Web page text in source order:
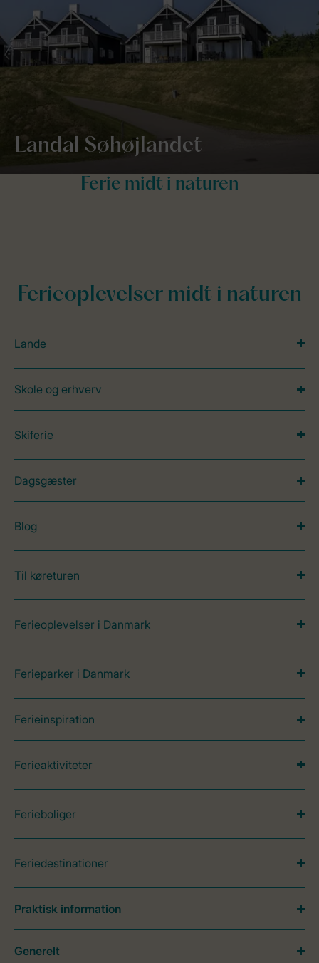
Landal Søhøjlandet
Ferieoplevelser midt i naturen
Lande
Skole og erhverv
Skiferie
Dagsgæster
Blog
Til køreturen
Ferieoplevelser i Danmark
Ferieparker i Danmark
Ferieinspiration
Ferieaktiviteter
Ferieboliger
Feriedestinationer
Praktisk information
Generelt